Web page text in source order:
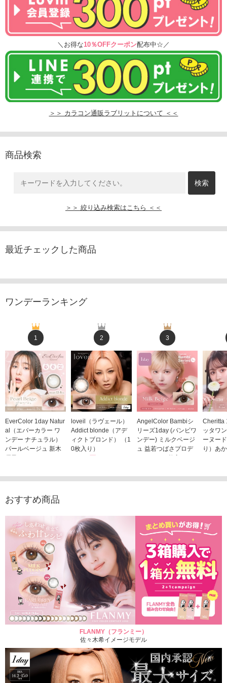
＼お得な10％OFFクーポン配布中☆／
＞＞ カラコン通販ラブリットについて ＜＜
商品検索
＞＞ 絞り込み検索はこちら ＜＜
最近チェックした商品
ワンデーランキング
1
EverColor 1day Natur
al（エバーカラー ワ
ンデー ナチュラル）
パールベージュ 新木
2,598円(税込)
2
loveil（ラヴェール）
Addict blonde（アデ
ィクトブロンド） （1
0枚入り）
3
AngelColor Bambiシ
リーズ1day (バンビワ
ンデー) ミルクベージ
ュ 益若つばさプロデ
Cheritta
ッタワ
ーヌー
り）あ
おすすめ商品
FLANMY（フランミー）
佐々木希イメージモデル